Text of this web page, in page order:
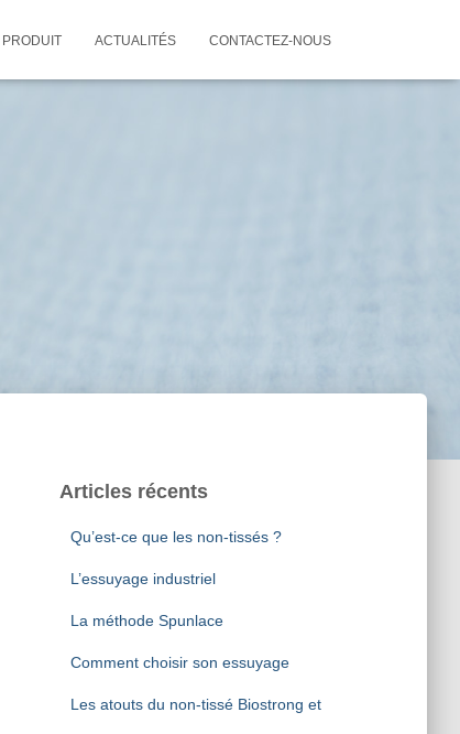
PRODUIT ACTUALITÉS CONTACTEZ-NOUS
Articles récents
Qu’est-ce que les non-tissés ?
L’essuyage industriel
La méthode Spunlace
Comment choisir son essuyage
Les atouts du non-tissé Biostrong et